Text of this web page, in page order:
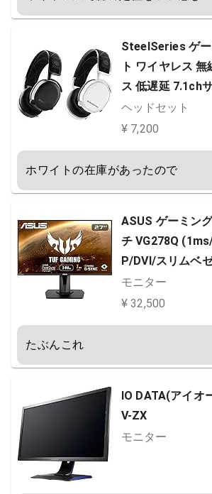
SteelSeries ゲ
ト ワイヤレス
ス 低遅延 7.1ch
7 61508 ホワイト
ヘッドセット
¥ 7,200
ホワイトの在庫があったので
ASUS ゲーミン
チ VG278Q
P/DVI/スリムベ
応/FreeSync対応
ー/昇降ピボット/
モニター
¥ 32,500
たぶんこれ
IO DATA(アイオ
V-ZX
モニター